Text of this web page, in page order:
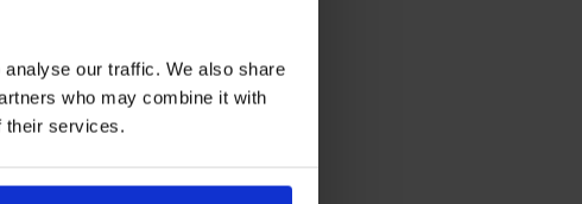
our traffic. We also share
who may combine it with
their services.